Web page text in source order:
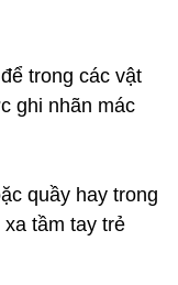
trong các vật
ghi nhãn mác
quầy hay trong
tầm tay trẻ